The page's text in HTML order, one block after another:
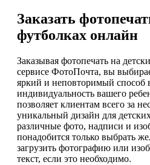
Заказать
футболках онлайн
Заказывая фотопечать на
сервисе ФотоПочта, вы
яркий и неповторимый способ
индивидуальность вашего
позволяет клиентам всего за
уникальный дизайн для
различные фото, надписи и
понадобится только выбрать
загрузить фотографию или
текст, если это необходимо.